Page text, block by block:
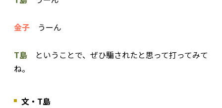
金子 うーん
T島 ということで、ぜひ騙されたと思って打ってみて
ね。
文・T島